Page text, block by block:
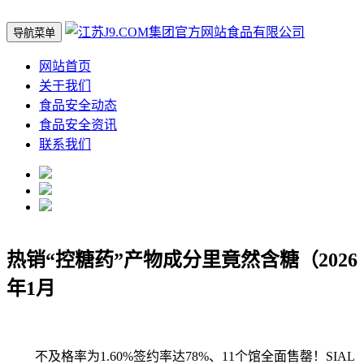
导航菜单
网站首页
关于我们
食品安全动态
食品安全资讯
联系我们
热销“控糖药”产物成分里竟然含糖（2026
年1月
不及格率为1.60%签约率达78%、11个馆全面售罄！SIAL